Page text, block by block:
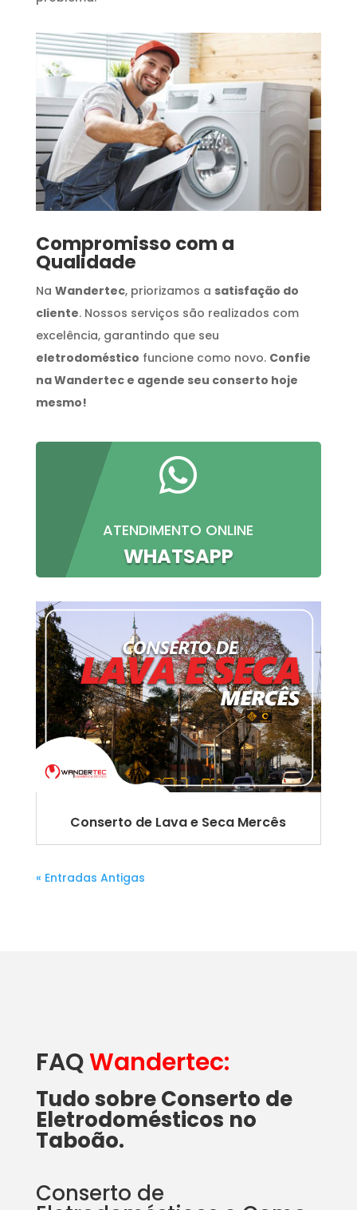
Compromisso com a
Qualidade
Na Wandertec, priorizamos a satisfação do
cliente. Nossos serviços são realizados com
excelência, garantindo que seu
eletrodoméstico funcione como novo. Confie
na Wandertec e agende seu conserto hoje
mesmo!

ATENDIMENTO ONLINE
WHATSAPP
Conserto de Lava e Seca Mercês
« Entradas Antigas
FAQWandertec:
Tudo sobre Conserto de
Eletrodomésticos no
Taboão.
Conserto de